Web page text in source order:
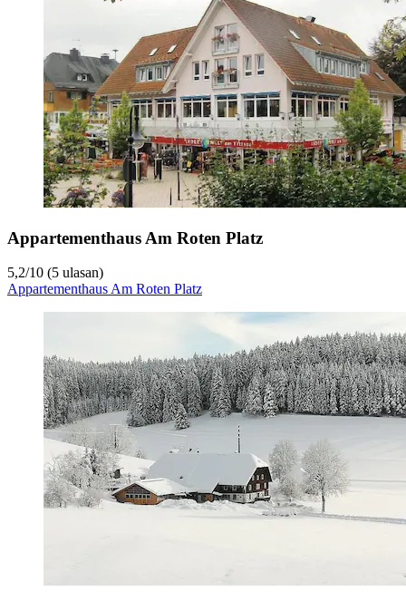
Appartementhaus Am Roten Platz
5,2/10 (5 ulasan)
Appartementhaus Am Roten Platz